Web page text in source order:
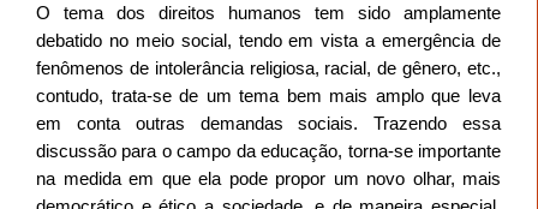
O tema dos direitos humanos tem sido amplamente
debatido no meio social, tendo em vista a emergência de
fenômenos de intolerância religiosa, racial, de gênero, etc.,
contudo, trata-se de um tema bem mais amplo que leva
em conta outras demandas sociais. Trazendo essa
discussão para o campo da educação, torna-se importante
na medida em que ela pode propor um novo olhar, mais